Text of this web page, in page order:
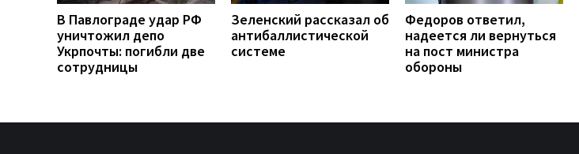
В Павлограде удар РФ
уничтожил депо
Укрпочты: погибли две
сотрудницы
Зеленский рассказал об
антибаллистической
системе
Федоров ответил,
надеется ли вернуться
на пост министра
обороны